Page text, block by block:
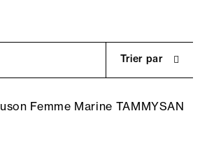
Trier par